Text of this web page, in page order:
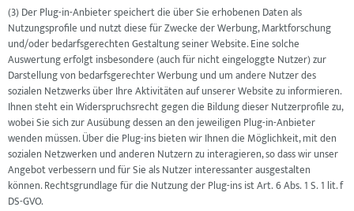
(3) Der Plug-in-Anbieter speichert die über Sie erhobenen Daten als
Nutzungsprofile und nutzt diese für Zwecke der Werbung, Marktforschung
und/oder bedarfsgerechten Gestaltung seiner Website. Eine solche
Auswertung erfolgt insbesondere (auch für nicht eingeloggte Nutzer) zur
Darstellung von bedarfsgerechter Werbung und um andere Nutzer des
sozialen Netzwerks über Ihre Aktivitäten auf unserer Website zu informieren.
Ihnen steht ein Widerspruchsrecht gegen die Bildung dieser Nutzerprofile zu,
wobei Sie sich zur Ausübung dessen an den jeweiligen Plug-in-Anbieter
wenden müssen. Über die Plug-ins bieten wir Ihnen die Möglichkeit, mit den
sozialen Netzwerken und anderen Nutzern zu interagieren, so dass wir unser
Angebot verbessern und für Sie als Nutzer interessanter ausgestalten
können. Rechtsgrundlage für die Nutzung der Plug-ins ist Art. 6 Abs. 1 S. 1 lit. f
DS-GVO.